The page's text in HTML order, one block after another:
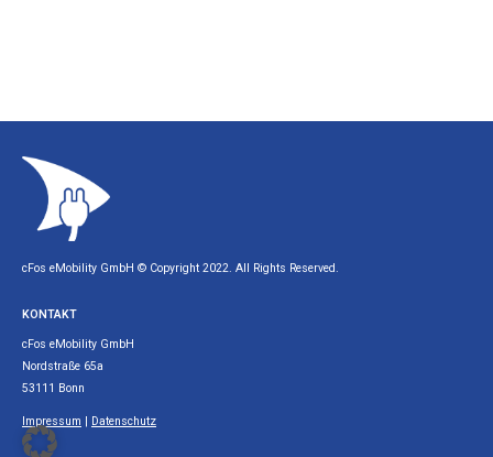
cFos eMobility GmbH © Copyright 2022. All Rights Reserved.
KONTAKT
cFos eMobility GmbH
Nordstraße 65a
53111 Bonn
Impressum | Datenschutz